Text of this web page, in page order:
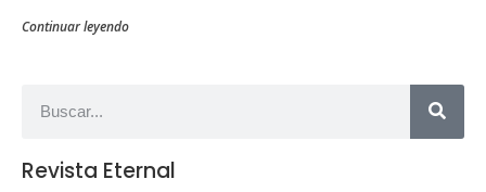
Continuar leyendo
Revista Eternal